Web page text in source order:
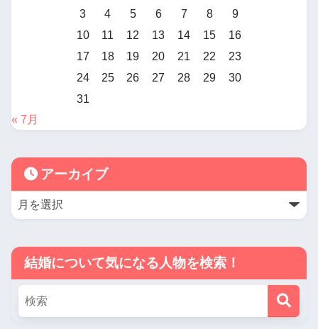
3
4 5 6 7 8
9
10
11 12 13 14 15
16
17
18 19 20 21 22
23
24
25 26 27 28 29
30
31
« 7月
アーカイブ
結婚について気になる人物を検索！